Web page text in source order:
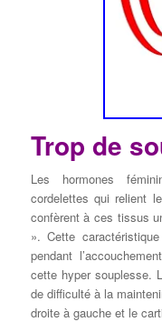
Trop de
Les hormones
cordelettes qui relient
confèrent à ces tissus
». Cette
pendant
cette hyper souplesse.
de difficulté à la
droite à gauche et le